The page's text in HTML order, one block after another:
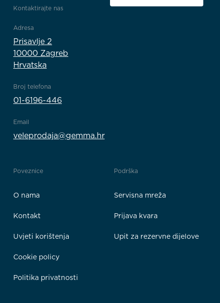
Kontaktirajte nas
Adresa
Prisavlje 2
10000 Zagreb
Hrvatska
Broj telefona
01-6196-446
Email
veleprodaja@gemma.hr
Poveznice
O nama
Kontakt
Uvjeti korištenja
Cookie policy
Politika privatnosti
Podrška
Servisna mreža
Prijava kvara
Upit za rezervne dijelove